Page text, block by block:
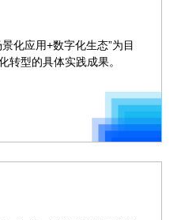
化应用+数字化生态”为目
转型的具体实践成果。